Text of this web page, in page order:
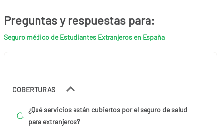
Preguntas y respuestas para:
Seguro médico de Estudiantes Extranjeros en España
COBERTURAS
¿Qué servicios están cubiertos por el seguro de salud
para extranjeros?